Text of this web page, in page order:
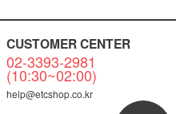
CUSTOMER CENTER
02-3393-2981
(10:30~02:00)
help@etcshop.co.kr